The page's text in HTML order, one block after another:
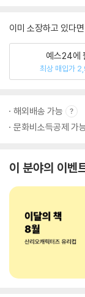
이미 소장하고 있다
예스24에
최상 매입가
해외배송 가능
문화비소득공제 가
이 분야의 이벤